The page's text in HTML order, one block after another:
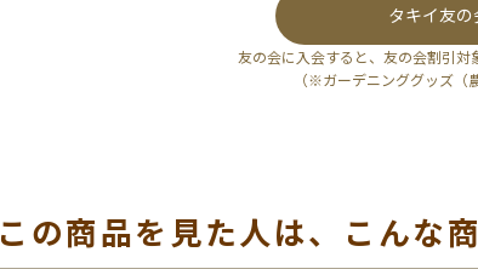
タキイ友
友の会に入会すると、友の会割引対
（※ガーデニンググッズ（
この商品を見た人は、こんな